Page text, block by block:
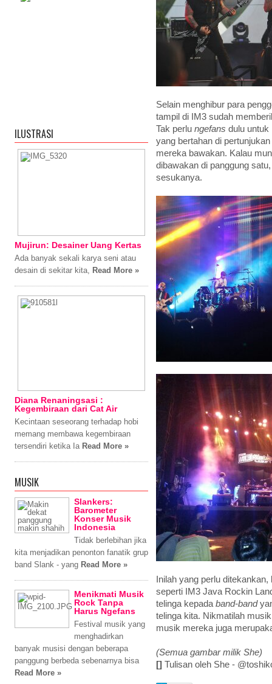
Selain menghibur para
tampil di IM3 sudah
Tak perlu ngefans dulu untuk
yang bertahan di
mereka bawakan. Kalau
dibawakan di panggung
sesukanya.
Inilah yang perlu
seperti IM3 Java Rockin
telinga kepada band-band
telinga kita. Nikmatilah
musik mereka juga
(Semua gambar milik She)
[] Tulisan oleh She -
ILUSTRASI
Mujirun: Desainer Uang Kertas
Ada banyak sekali karya seni atau
desain di sekitar kita, Read More »
Diana Renaningsasi :
Kegembiraan dari Cat Air
Kecintaan seseorang terhadap hobi
memang membawa kegembiraan
tersendiri ketika Ia Read More »
MUSIK
Slankers:
Barometer
Konser Musik
Indonesia
Tidak berlebihan jika
kita menjadikan penonton fanatik grup
band Slank - yang Read More »
Menikmati Musik
Rock Tanpa
Harus Ngefans
Festival musik yang
menghadirkan
banyak musisi dengan beberapa
panggung berbeda sebenarnya bisa
Read More »